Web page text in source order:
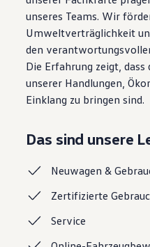
Volkswagen R
Pannen- und
Volkswagen
unseres Teams. Wir
Umweltverträglichkeit
den
Die Erfahrung zeigt,
unserer Handlungen,
Einklang zu bringen sind.
Das sind unsere
Neuwagen &
Zertifizierte
Service